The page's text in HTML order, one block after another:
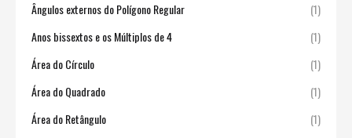
Ângulos externos do Polígono Regular
(1)
Anos bissextos e os Múltiplos de 4
(1)
Área do Círculo
(1)
Área do Quadrado
(1)
Área do Retângulo
(1)